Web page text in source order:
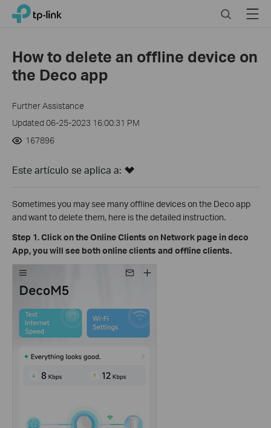
Click
navigation
bar
TP-Link, Reliably Smart SearchMenu
How to delete an offline device on
the Deco app
Further Assistance
Updated 06-25-2023 16:00:31 PM
167896
Este artículo se aplica a:
Sometimes you may see many offline devices on the Deco app
and want to delete them, here is the detailed instruction.
Step 1. Click on the Online Clients on Network page in deco
App, you will see both online clients and offline clients.